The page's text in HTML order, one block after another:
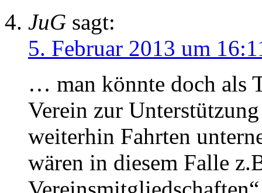
JuG sagt:
5. Februar 2013 um
… man könnte doch als
Verein zur
weiterhin Fahrten
wären in diesem Falle